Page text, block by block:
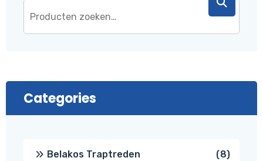
Categories
Belakos Traptreden 88